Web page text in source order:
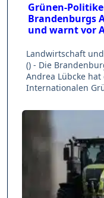
Grünen-
Brandenburgs
und warnt vor
Landwirtschaft
() - Die
Andrea Lübcke
Internationalen